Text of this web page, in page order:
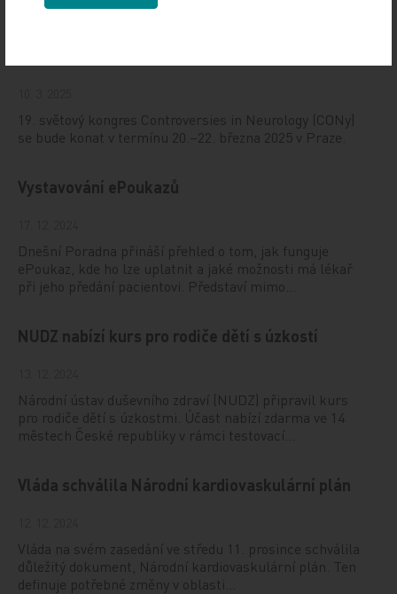
19. světový kongres Controversies in Neurology (CONy)
se bude konat v termínu 20.–22. března 2025 v Praze.
Vystavování ePoukazů
Dnešní Poradna přináší přehled o tom, jak funguje
ePoukaz, kde ho lze uplatnit a jaké možnosti má lékař
při jeho předání pacientovi. Představí mimo…
NUDZ nabízí kurs pro rodiče dětí s úzkostí
Národní ústav duševního zdraví (NUDZ) připravil kurs
pro rodiče dětí s úzkostmi. Účast nabízí zdarma ve 14
městech České republiky v rámci testovací…
Vláda schválila Národní kardiovaskulární plán
Vláda na svém zasedání ve středu 11. prosince schválila
důležitý dokument, Národní kardiovaskulární plán. Ten
definuje potřebné změny v oblasti…